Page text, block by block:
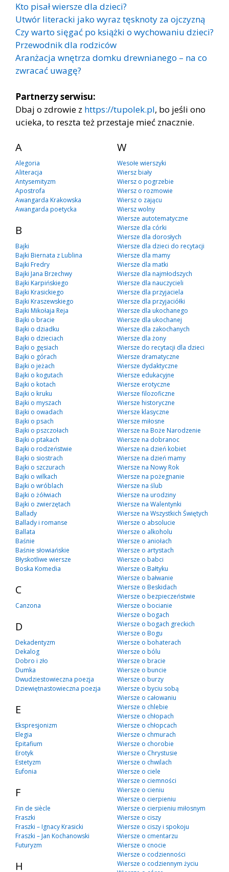
Kto pisał wiersze dla dzieci?
Utwór literacki jako wyraz tęsknoty za ojczyzną
Czy warto sięgać po książki o wychowaniu dzieci?
Przewodnik dla rodziców
Aranżacja wnętrza domku drewnianego – na co
zwracać uwagę?
Partnerzy serwisu:
Dbaj o zdrowie z https://tupolek.pl, bo jeśli ono
ucieka, to reszta też przestaje mieć znacznie.
A
Alegoria
Aliteracja
Antysemityzm
Apostrofa
Awangarda Krakowska
Awangarda poetycka
B
Bajki
Bajki Biernata z Lublina
Bajki Fredry
Bajki Jana Brzechwy
Bajki Karpińskiego
Bajki Krasickiego
Bajki Kraszewskiego
Bajki Mikołaja Reja
Bajki o bracie
Bajki o dziadku
Bajki o dzieciach
Bajki o gęsiach
Bajki o górach
Bajki o jeżach
Bajki o kogutach
Bajki o kotach
Bajki o kruku
Bajki o myszach
Bajki o owadach
Bajki o psach
Bajki o pszczołach
Bajki o ptakach
Bajki o rodzeństwie
Bajki o siostrach
Bajki o szczurach
Bajki o wilkach
Bajki o wróblach
Bajki o żółwiach
Bajki o zwierzętach
Ballady
Ballady i romanse
Ballata
Baśnie
Baśnie słowiańskie
Błyskotliwe wiersze
Boska Komedia
C
Canzona
D
Dekadentyzm
Dekalog
Dobro i zło
Dumka
Dwudziestowieczna poezja
Dziewiętnastowieczna poezja
E
Ekspresjonizm
Elegia
Epitafium
Erotyk
Estetyzm
Eufonia
F
Fin de siècle
Fraszki
Fraszki – Ignacy Krasicki
Fraszki – Jan Kochanowski
Futuryzm
H
W
Wesołe wierszyki
Wiersz biały
Wiersz o pogrzebie
Wiersz o rozmowie
Wiersz o zającu
Wiersz wolny
Wiersze autotematyczne
Wiersze dla córki
Wiersze dla dorosłych
Wiersze dla dzieci do recytacji
Wiersze dla mamy
Wiersze dla matki
Wiersze dla najmłodszych
Wiersze dla nauczycieli
Wiersze dla przyjaciela
Wiersze dla przyjaciółki
Wiersze dla ukochanego
Wiersze dla ukochanej
Wiersze dla zakochanych
Wiersze dla żony
Wiersze do recytacji dla dzieci
Wiersze dramatyczne
Wiersze dydaktyczne
Wiersze edukacyjne
Wiersze erotyczne
Wiersze filozoficzne
Wiersze historyczne
Wiersze klasyczne
Wiersze miłosne
Wiersze na Boże Narodzenie
Wiersze na dobranoc
Wiersze na dzień kobiet
Wiersze na dzień mamy
Wiersze na Nowy Rok
Wiersze na pożegnanie
Wiersze na ślub
Wiersze na urodziny
Wiersze na Walentynki
Wiersze na Wszystkich Świętych
Wiersze o absolucie
Wiersze o alkoholu
Wiersze o aniołach
Wiersze o artystach
Wiersze o babci
Wiersze o Bałtyku
Wiersze o bałwanie
Wiersze o Beskidach
Wiersze o bezpieczeństwie
Wiersze o bocianie
Wiersze o bogach
Wiersze o bogach greckich
Wiersze o Bogu
Wiersze o bohaterach
Wiersze o bólu
Wiersze o bracie
Wiersze o buncie
Wiersze o burzy
Wiersze o byciu sobą
Wiersze o całowaniu
Wiersze o chlebie
Wiersze o chłopach
Wiersze o chłopcach
Wiersze o chmurach
Wiersze o chorobie
Wiersze o Chrystusie
Wiersze o chwilach
Wiersze o ciele
Wiersze o ciemności
Wiersze o cieniu
Wiersze o cierpieniu
Wiersze o cierpieniu miłosnym
Wiersze o ciszy
Wiersze o ciszy i spokoju
Wiersze o cmentarzu
Wiersze o cnocie
Wiersze o codzienności
Wiersze o codziennym życiu